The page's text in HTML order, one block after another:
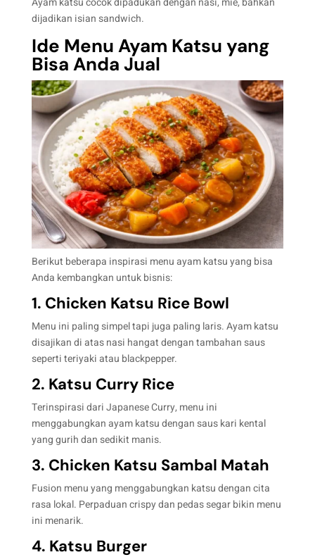
dijadikan isian sandwich.
Ide Menu Ayam Katsu yang
Bisa Anda Jual
Berikut beberapa inspirasi menu ayam katsu yang bisa
Anda kembangkan untuk bisnis:
1. Chicken Katsu Rice Bowl
Menu ini paling simpel tapi juga paling laris. Ayam katsu
disajikan di atas nasi hangat dengan tambahan saus
seperti teriyaki atau blackpepper.
2. Katsu Curry Rice
Terinspirasi dari Japanese Curry, menu ini
menggabungkan ayam katsu dengan saus kari kental
yang gurih dan sedikit manis.
3. Chicken Katsu Sambal Matah
Fusion menu yang menggabungkan katsu dengan cita
rasa lokal. Perpaduan crispy dan pedas segar bikin menu
ini menarik.
4. Katsu Burger